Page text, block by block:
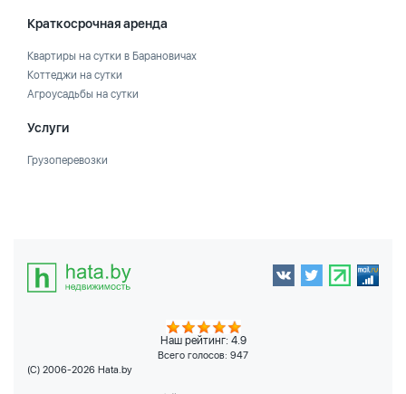
Краткосрочная аренда
Квартиры на сутки в Барановичах
Коттеджи на сутки
Агроусадьбы на сутки
Услуги
Грузоперевозки
Наш рейтинг: 4.9
Всего голосов: 947
(C) 2006-2026 Hata.by